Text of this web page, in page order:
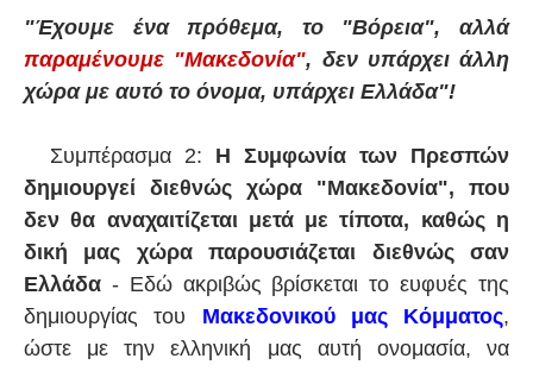
"Έχουμε ένα πρόθεμα, το "Βόρεια", αλλά
παραμένουμε "Μακεδονία", δεν υπάρχει άλλη
χώρα με αυτό το όνομα, υπάρχει Ελλάδα"!
Συμπέρασμα 2: Η Συμφωνία των Πρεσπών
δημιουργεί διεθνώς χώρα "Μακεδονία", που
δεν θα αναχαιτίζεται μετά με τίποτα, καθώς η
δική μας χώρα παρουσιάζεται διεθνώς σαν
Ελλάδα - Εδώ ακριβώς βρίσκεται το ευφυές της
δημιουργίας του Μακεδονικού μας Κόμματος,
ώστε με την ελληνική μας αυτή ονομασία, να